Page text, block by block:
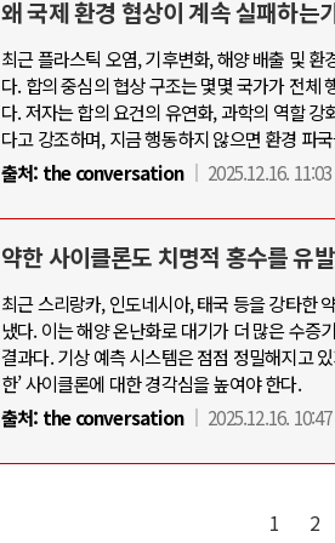
왜 국제 환경 협상이 계속 실패하는
최근 플라스틱 오염, 기후변화, 해양 배출 및
다. 합의 중심의 협상 구조는 몇몇 국가가 전체
다. 저자는 합의 요건의 유연화, 과학의 역할
다고 강조하며, 지금 행동하지 않으면 환경 파
출처: the conversation 2025.12.16. 11:03
약한 사이클론도 치명적 홍수를 유
최근 스리랑카, 인도네시아, 태국 등을 강타한
냈다. 이는 해양 온난화로 대기가 더 많은 수증
결과다. 기상 예측 시스템은 점점 정밀해지고
한’ 사이클론에 대한 경각심을 높여야 한다.
출처: the conversation 2025.12.16. 10:47
1 2